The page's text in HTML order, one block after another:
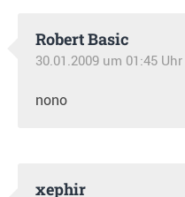
Robert Basic
30.01.2009 um 01:45 Uhr
nono
xephir